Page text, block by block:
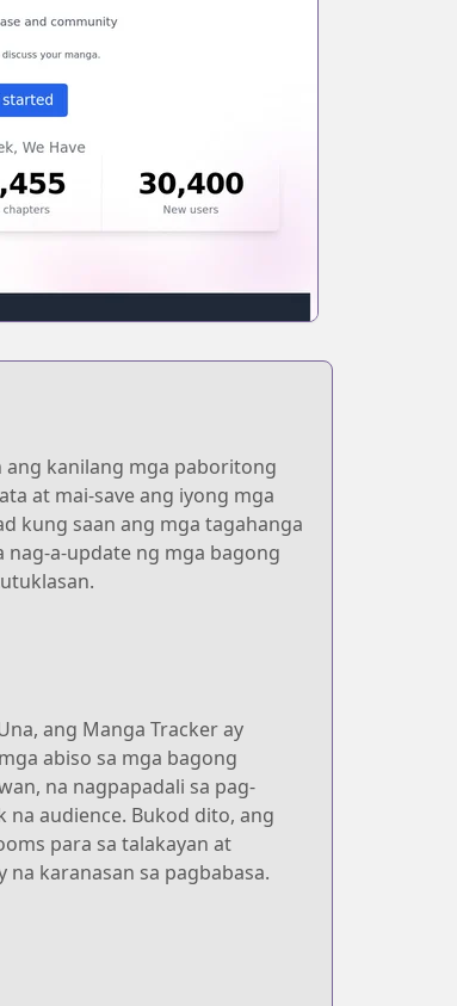
ang kanilang mga paboritong
at mai-save ang iyong mga
kung saan ang mga tagahanga
a-update ng mga bagong
ang Manga Tracker ay
abiso sa mga bagong
na nagpapadali sa pag-
audience. Bukod dito, ang
para sa talakayan at
karanasan sa pagbabasa.